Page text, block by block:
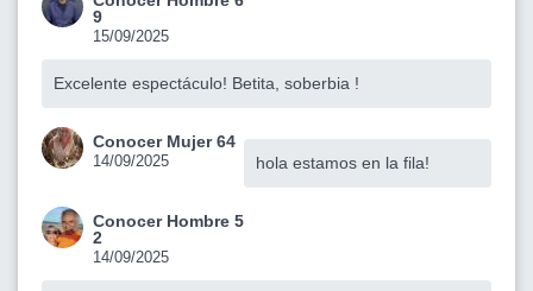
9
15/09/2025
Excelente espectáculo! Betita, soberbia !
Conocer Mujer 64
14/09/2025 hola estamos en la fila!
Conocer Hombre 5
2
14/09/2025